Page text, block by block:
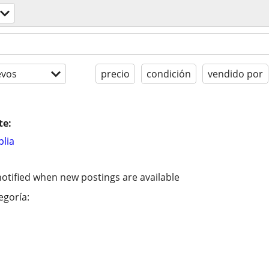
precio condición vendido por
when new postings are available